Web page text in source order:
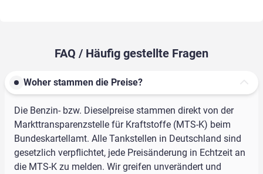
FAQ / Häufig gestellte Fragen
Woher stammen die Preise?
Die Benzin- bzw. Dieselpreise stammen direkt von der
Markttransparenzstelle für Kraftstoffe (MTS-K) beim
Bundeskartellamt. Alle Tankstellen in Deutschland sind
gesetzlich verpflichtet, jede Preisänderung in Echtzeit an
die MTS-K zu melden. Wir greifen unverändert und